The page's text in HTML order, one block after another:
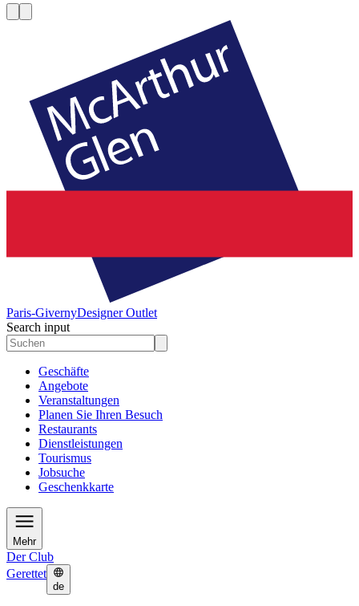
Paris-GivernyDesigner Outlet
Search input
Geschäfte
Angebote
Veranstaltungen
Planen Sie Ihren Besuch
Restaurants
Dienstleistungen
Tourismus
Jobsuche
Geschenkkarte
Mehr
Der Club
Gerettet
de